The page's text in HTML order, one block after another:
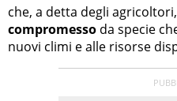
che, a detta degli
compromesso da specie
nuovi climi e alle risorse